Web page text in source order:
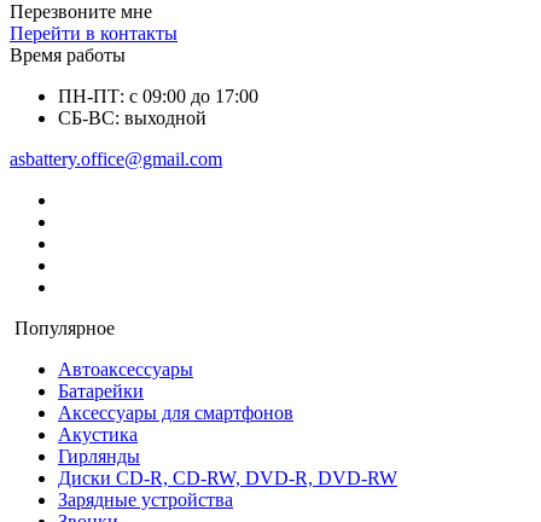
Перезвоните мне
Перейти в контакты
Время работы
ПН-ПТ: с 09:00 до 17:00
СБ-ВС: выходной
asbattery.office@gmail.com
Популярное
Автоаксессуары
Батарейки
Аксессуары для смартфонов
Акустика
Гирлянды
Диски CD-R, CD-RW, DVD-R, DVD-RW
Зарядные устройства